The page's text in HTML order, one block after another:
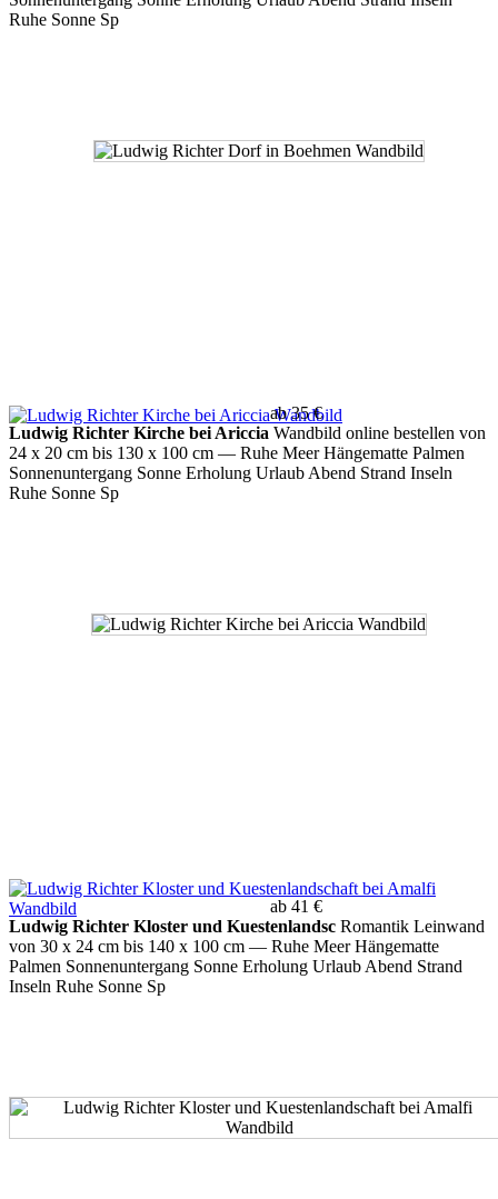
Ruhe Sonne Sp
ab 35 €
Ludwig Richter Kirche bei Ariccia Wandbild online bestellen von
24 x 20 cm bis 130 x 100 cm — Ruhe Meer Hängematte Palmen
Sonnenuntergang Sonne Erholung Urlaub Abend Strand Inseln
Ruhe Sonne Sp
ab 41 €
Ludwig Richter Kloster und Kuestenlandsc Romantik Leinwand
von 30 x 24 cm bis 140 x 100 cm — Ruhe Meer Hängematte
Palmen Sonnenuntergang Sonne Erholung Urlaub Abend Strand
Inseln Ruhe Sonne Sp